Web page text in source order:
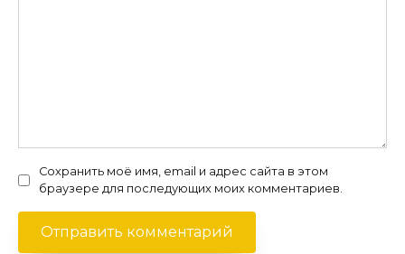
Сохранить моё имя, email и адрес сайта в этом
браузере для последующих моих комментариев.